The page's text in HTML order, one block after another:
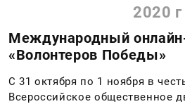
2020 г
Международный
«Волонтеров Победы»
С 31 октября по 1 ноября в
Всероссийское общественное